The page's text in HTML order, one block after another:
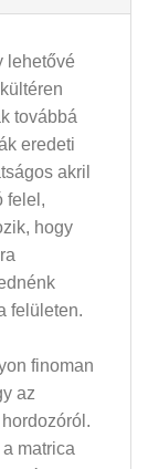
lehetővé
továbbá
eredeti
akril
felel,
hogy
felületen.
finoman
az
matrica